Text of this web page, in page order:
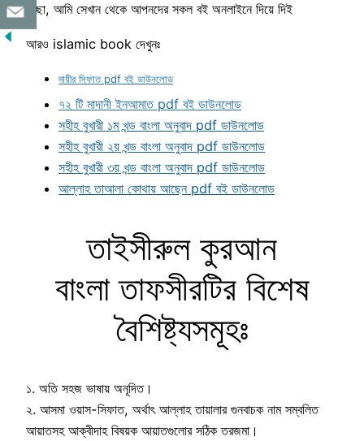
ইচ্ছা, আমি সেখান থেকে আপনদের সকল বই অনলাইনে দিয়ে দিই
আরও islamic book দেখুনঃ
দায়ীর সিফাত pdf বই ডাউনলোড
৭২ টি মাদানী ইনআমাত pdf বই ডাউনলোড
সহীহ বুখারী ১ম খন্ড বাংলা অনুবাদ pdf ডাউনলোড
সহীহ বুখারী ২য় খন্ড বাংলা অনুবাদ pdf ডাউনলোড
সহীহ বুখারী ৩য় খন্ড বাংলা অনুবাদ pdf ডাউনলোড
আল্লাহ তাআলা কোথায় আছেন pdf বই ডাউনলোড
তাইসীরুল কুরআন
বাংলা তাফসীরটির বিশেষ
বৈশিষ্ট্যসমূহঃ
১. অতি সহজ ভাষায় অনূদিত।
২. আসমা ওয়াস-সিফাত, অর্থাৎ আল্লাহ তায়ালার গুনবাচক নাম সম্বলিত
আয়াতসহ আক্বীদাহ বিষয়ক আয়াতগুলোর সঠিক তরজমা।